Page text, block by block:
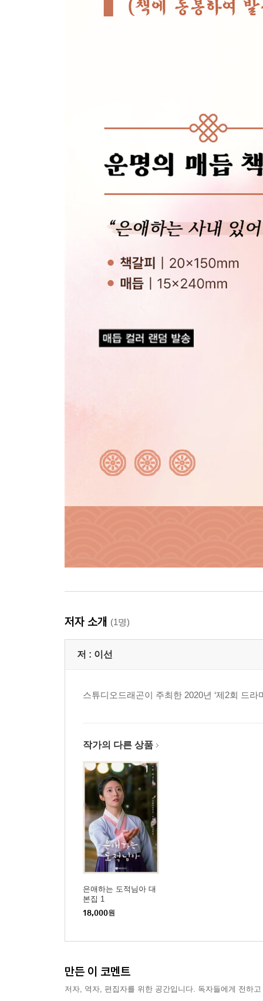
저자 소개 (1명)
저 : 이선
스튜디오드래곤이 주최한 2020년 ‘제2회 드
작가의 다른 상품
은애하는 도적님아 대
본집 1
18,000원
만든 이 코멘트
저자, 역자, 편집자를 위한 공간입니다. 독자들에게 전하